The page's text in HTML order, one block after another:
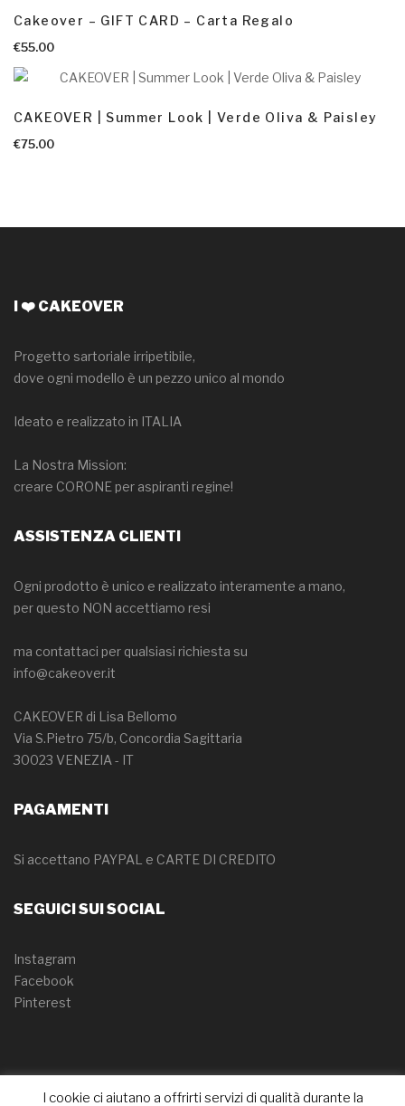
Cakeover – GIFT CARD – Carta Regalo
€55.00
CAKEOVER | Summer Look | Verde Oliva & Paisley
€75.00
I ❤️ CAKEOVER
Progetto sartoriale irripetibile,
dove ogni modello è un pezzo unico al mondo
Ideato e realizzato in ITALIA
La Nostra Mission:
creare CORONE per aspiranti regine!
ASSISTENZA CLIENTI
Ogni prodotto è unico e realizzato interamente a mano,
per questo NON accettiamo resi
ma contattaci per qualsiasi richiesta su
info@cakeover.it
CAKEOVER di Lisa Bellomo
Via S.Pietro 75/b, Concordia Sagittaria
30023 VENEZIA - IT
PAGAMENTI
Si accettano PAYPAL e CARTE DI CREDITO
SEGUICI SUI SOCIAL
Instagram
Facebook
Pinterest
I cookie ci aiutano a offrirti servizi di qualità durante la